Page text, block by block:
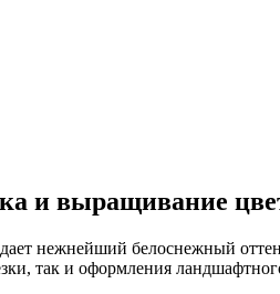
и выращивание
нежнейший белоснежный
так и оформления